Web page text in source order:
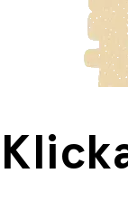
frakten för
Fri frakt när du